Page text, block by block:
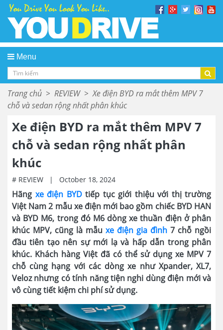
Menu
Trang chủ > REVIEW > Xe điện BYD ra mắt thêm MPV 7
chỗ và sedan rộng nhất phân khúc
Xe điện BYD ra mắt thêm MPV 7
chỗ và sedan rộng nhất phân
khúc
# REVIEW | October 18, 2024
Hãng xe điện BYDtiếp tục giới thiệu với thị trường
Việt Nam 2 mẫu xe điện mới bao gồm chiếc BYD HAN
và BYD M6, trong đó M6 dòng xe thuần điện ở phân
khúc MPV, cũng là mẫu xe điện gia đình 7 chỗ ngồi
đầu tiên tạo nên sự mới lạ và hấp dẫn trong phân
khúc. Khách hàng Việt đã có thể sử dụng xe MPV 7
chỗ cùng hạng với các dòng xe như Xpander, XL7,
Veloz nhưng có tính năng tiện nghi dùng điện mới và
vô cùng tiết kiệm chi phí sử dụng.